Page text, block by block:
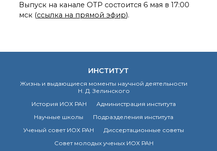
Научный Совет РАН
по органической
в химии
Электронная
Награды сотрудников
Выпуск на канале ОТР состоится 6 мая в 17:00
мск (ссылка на прямой эфир).
ИНСТИТУТ
Жизнь и выдающиеся моменты научной деятельности
Н. Д. Зелинского
История ИОХ РАН
Администрация института
Научные школы
Подразделения института
Ученый совет ИОХ РАН
Диссертационные советы
Совет молодых ученых ИОХ РАН